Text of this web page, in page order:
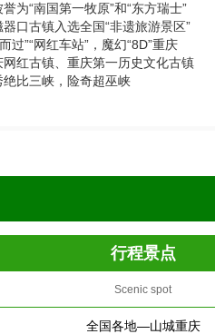
为“南国第一牧原”和“东方瑞士”
口古镇入选全国“非遗旅游景区”
过”“网红车站”，魔幻“8D”重庆
网红古镇、重庆第一历史文化古镇
绝比三峡，险奇超巫峡
行程景点
Scenic spot
全国各地—山城重庆